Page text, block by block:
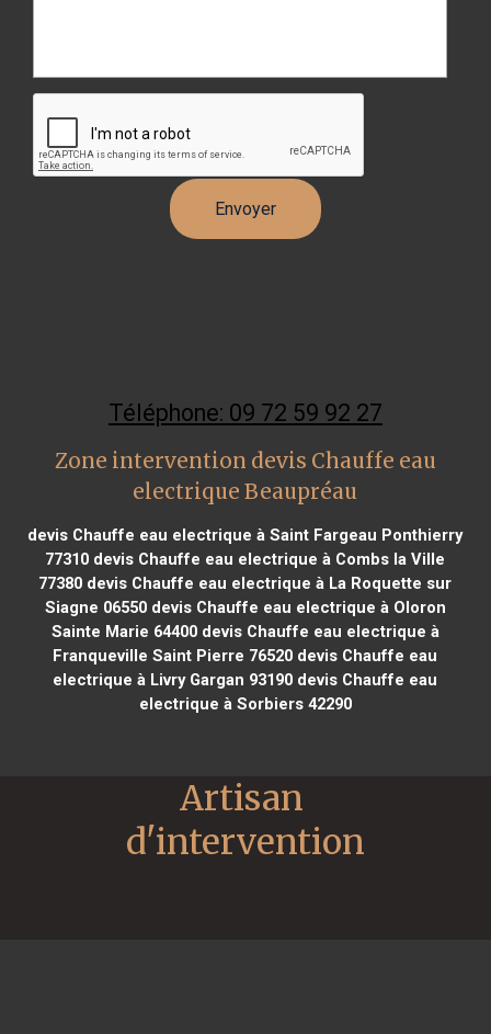
Téléphone: 09 72 59 92 27
Zone intervention devis Chauffe eau
electrique Beaupréau
devis Chauffe eau electrique à Saint Fargeau Ponthierry
77310 devis Chauffe eau electrique à Combs la Ville
77380 devis Chauffe eau electrique à La Roquette sur
Siagne 06550devis Chauffe eau electrique à Oloron
Sainte Marie 64400devis Chauffe eau electrique à
Franqueville Saint Pierre 76520 devis Chauffe eau
electrique à Livry Gargan 93190 devis Chauffe eau
electrique à Sorbiers 42290
Artisan
d'intervention